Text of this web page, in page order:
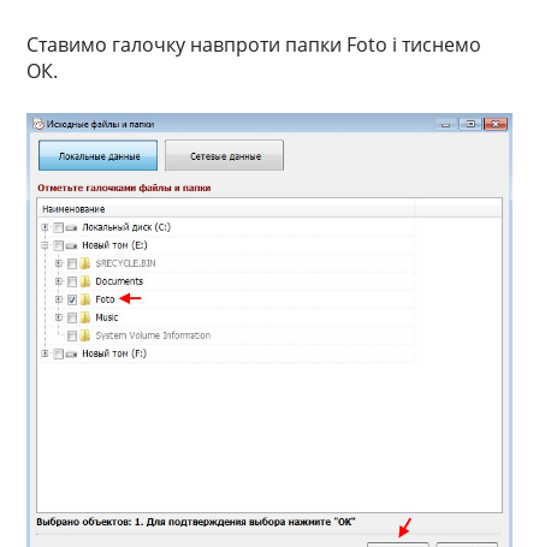
Ставимо галочку навпроти папки Foto і тиснемо
ОК.